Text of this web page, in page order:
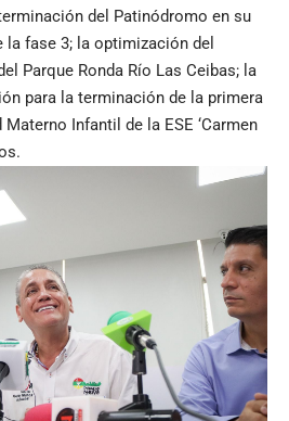
del Patinódromo en su
fase 3; la optimización del
Parque Ronda Río Las Ceibas; la
para la terminación de la primera
Infantil de la ESE ‘Carmen